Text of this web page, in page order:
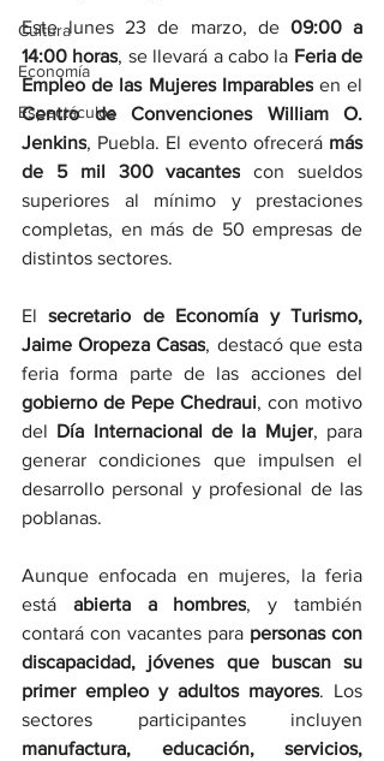
Cultura
Economía
Espectáculos
Este lunes 23 de marzo, de 09:00 a
14:00 horas, se llevará a cabo la Feria de
Empleo de las Mujeres Imparables
Centro de Convenciones William O.
Jenkins, Puebla. El evento ofrecerá más
de 5 mil 300 vacantes con sueldos
superiores al mínimo y prestaciones
completas, en más de 50 empresas de
distintos sectores.
El secretario de Economía y Turismo,
Jaime Oropeza Casas, destacó que esta
gobierno de Pepe Chedraui, con motivo
del Día Internacional de la Mujer, para
generar condiciones que impulsen el
desarrollo personal y profesional de las
poblanas.
Aunque enfocada en mujeres, la feria
está abierta a hombres, y también
contará con vacantes para personas con
discapacidad, jóvenes que buscan su
primer empleo y adultos mayores. Los
manufactura, educación, servicios,